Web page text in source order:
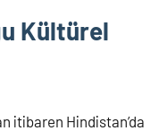
Kültürel
itibaren Hindistan’da